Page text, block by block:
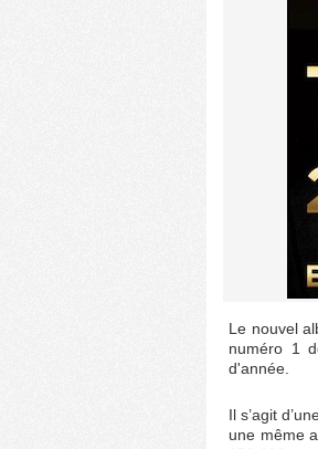
Le nouvel
numéro 1
d'année.
Il s’agit
une même